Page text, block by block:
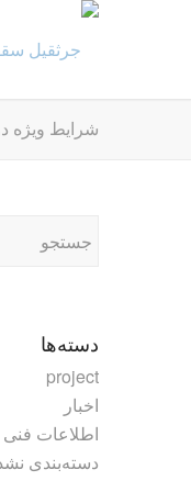
شرایط ویژه
دسته‌ها
project
اخبار
اطلاعات فنی
دسته‌بندی